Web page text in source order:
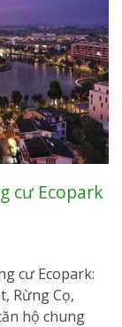
cư Ecopark
cư Ecopark:
Rừng Cọ,
hộ chung